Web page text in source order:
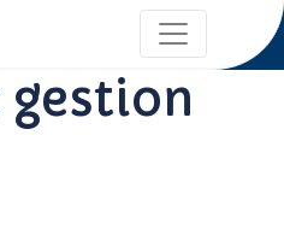
gestion